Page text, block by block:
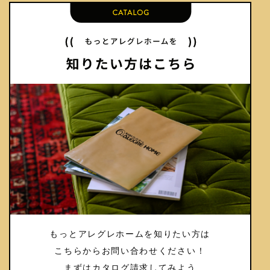
もっとアレグレホームを知りたい方は
こちらからお問い合わせください！
まずはカタログ請求してみよう